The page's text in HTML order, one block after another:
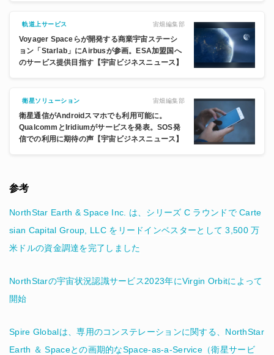
軌道上サービス 宙畑編集部
Voyager Spaceらが開発する商業宇宙ステーシ
ョン「Starlab」にAirbusが参画。ESA加盟国へ
のサービス提供目指す【宇宙ビジネスニュース】
衛星ソリューション 宙畑編集部
衛星通信がAndroidスマホでも利用可能に。
QualcommとIridiumがサービスを発表。SOS発
信での利用に期待の声【宇宙ビジネスニュース】
参考
NorthStar Earth & Space Inc. は、シリーズ C ラウンドで Carte
sian Capital Group, LLC をリードインベスターとして 3,500 万
米ドルの資金調達を完了しました
NorthStarの宇宙状況認識サービス2023年にVirgin Orbitによって
開始
Spire Globalは、専用のコンステレーションに関する、NorthStar
Earth ＆ Spaceとの画期的なSpace-as-a-Service（衛星サービ